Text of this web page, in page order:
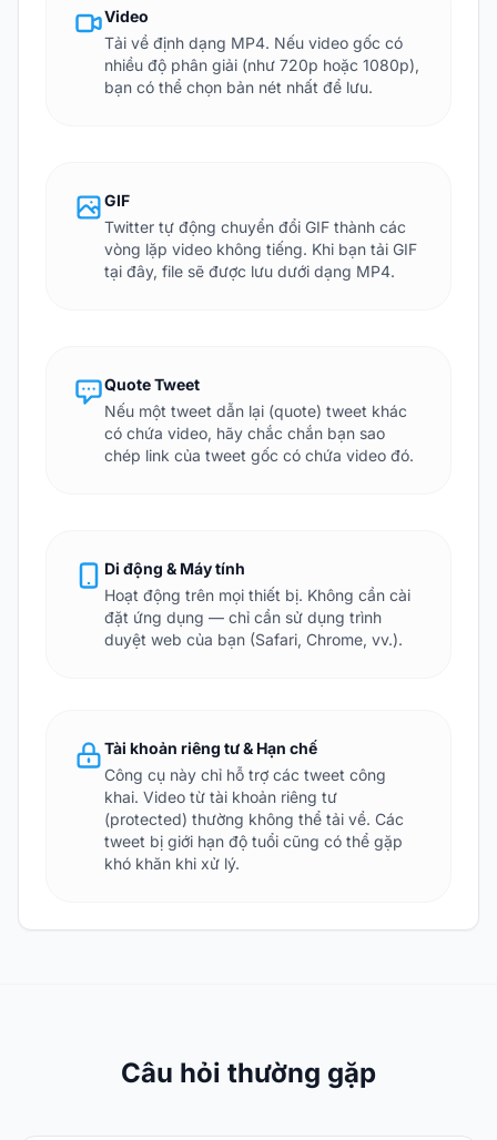
Video
Tải về định dạng MP4. Nếu video gốc có
nhiều độ phân giải (như 720p hoặc 1080p),
bạn có thể chọn bản nét nhất để lưu.
GIF
Twitter tự động chuyển đổi GIF thành các
vòng lặp video không tiếng. Khi bạn tải GIF
tại đây, file sẽ được lưu dưới dạng MP4.
Quote Tweet
Nếu một tweet dẫn lại (quote) tweet khác
có chứa video, hãy chắc chắn bạn sao
chép link của tweet gốc có chứa video đó.
Di động & Máy tính
Hoạt động trên mọi thiết bị. Không cần cài
đặt ứng dụng — chỉ cần sử dụng trình
duyệt web của bạn (Safari, Chrome, vv.).
Tài khoản riêng tư & Hạn chế
Công cụ này chỉ hỗ trợ các tweet công
khai. Video từ tài khoản riêng tư
(protected) thường không thể tải về. Các
tweet bị giới hạn độ tuổi cũng có thể gặp
khó khăn khi xử lý.
Câu hỏi thường gặp